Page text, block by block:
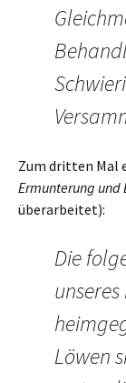
Zum dritten Mal
Ermunterung und
überarbeitet):
Die
Löwen